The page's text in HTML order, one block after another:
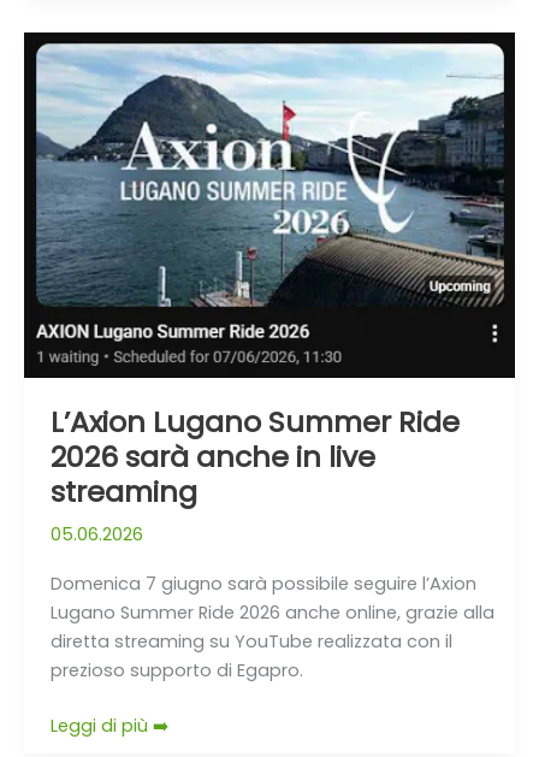
L’Axion Lugano Summer Ride
2026 sarà anche in live
streaming
05.06.2026
Domenica 7 giugno sarà possibile seguire l’Axion
Lugano Summer Ride 2026 anche online, grazie alla
diretta streaming su YouTube realizzata con il
prezioso supporto di Egapro.
L’Axion
Lugano
Summer
Ride
2026
sarà
anche
in
live
streaming
Leggi di più ➡️